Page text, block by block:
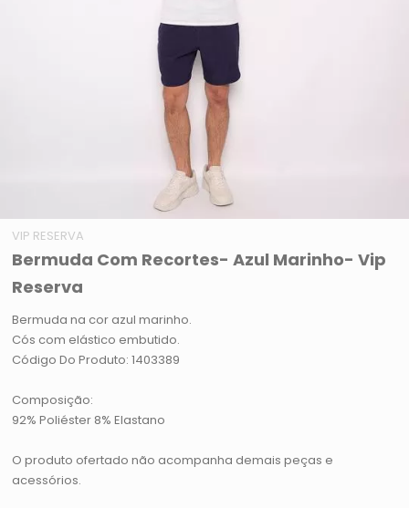
VIP RESERVA
Bermuda Com Recortes- Azul Marinho- Vip
Reserva
Bermuda na cor azul marinho.
Cós com elástico embutido.
Código Do Produto: 1403389
Composição:
92% Poliéster 8% Elastano
O produto ofertado não acompanha demais peças e
acessórios.